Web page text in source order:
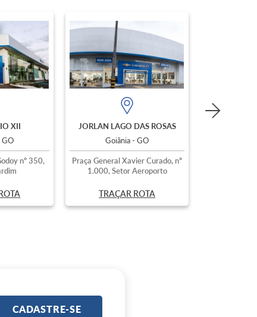
XII
GO
nº 350,
JORLAN LAGO DAS ROSAS
Goiânia - GO
Praça General Xavier Curado, nº
1.000, Setor Aeroporto
TRAÇAR ROTA
CADASTRE-SE